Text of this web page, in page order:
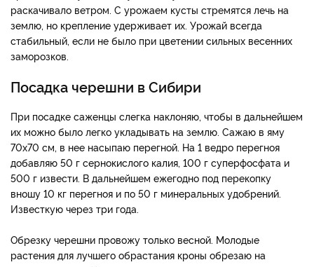
раскачивало ветром. С урожаем кусты стремятся лечь на
землю, но крепление удерживает их. Урожай всегда
стабильный, если не было при цветении сильных весенних
заморозков.
Посадка черешни в Сибири
При посадке саженцы слегка наклоняю, чтобы в дальнейшем
их можно было легко укладывать на землю. Сажаю в яму
70х70 см, в нее насыпаю перегной. На 1 ведро перегноя
добавляю 50 г сернокислого калия, 100 г суперфосфата и
500 г извести. В дальнейшем ежегодно под перекопку
вношу 10 кг перегноя и по 50 г минеральных удобрений.
Известкую через три года.
Обрезку черешни провожу только весной. Молодые
растения для лучшего обрастания кроны обрезаю на